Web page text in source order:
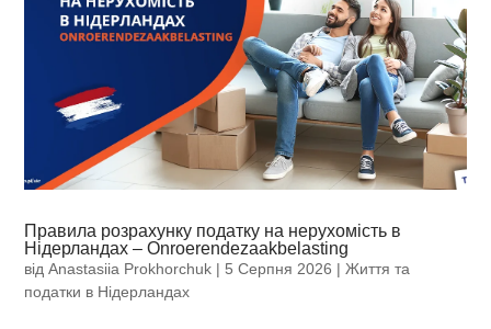
Правила розрахунку податку на нерухомість в
Нідерландах – Onroerendezaakbelasting
відAnastasiia Prokhorchuk | 5 Серпня 2026 |Життя та
податки в Нідерландах